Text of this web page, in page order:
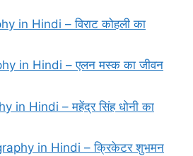
in Hindi – विराट कोहली का
in Hindi – एलन मस्क का जीवन
in Hindi – महेंद्र सिंह धोनी का
in Hindi – क्रिकेटर शुभमन